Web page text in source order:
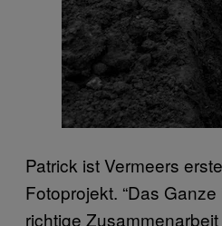
Patrick ist Vermeers
Fotoprojekt. “Das
richtige